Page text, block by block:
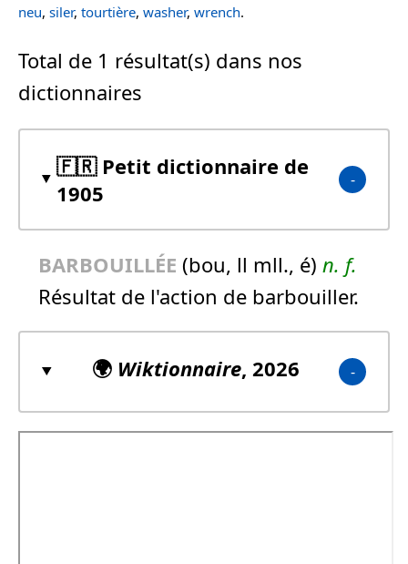
neu, siler, tourtière, washer, wrench.
Total de 1 résultat(s) dans nos
dictionnaires
🇫🇷 Petit dictionnaire de
1905
BARBOUILLÉE (bou, ll mll., é) n. f.
Résultat de l'action de barbouiller.
🌍 Wiktionnaire, 2026